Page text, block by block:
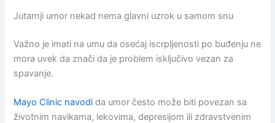
Jutarnji umor nekad nema glavni uzrok u samom snu
Važno je imati na umu da osećaj iscrpljenosti po buđenju ne
mora uvek da znači da je problem isključivo vezan za
spavanje.
Mayo Clinic navodi da umor često može biti povezan sa
životnim navikama, lekovima, depresijom ili zdravstvenim